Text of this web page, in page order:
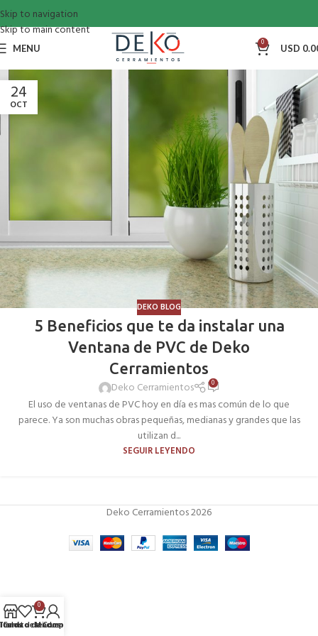
Skip to navigation
Skip to main content
MENU 0 USD
24
OCT
DEKO BLOG
5 Beneficios que te da instalar una
Ventana de PVC de Deko
Cerramientos
Deko Cerramientos 0
El uso de ventanas de PVC hoy en día es mas común de lo que
parece. Ya son muchas obras pequeñas, medianas y grandes que las
utilizan d...
SEGUIR LEYENDO
Deko Cerramientos 2026
deseados
0
Carrito de Compras
Mi cuenta